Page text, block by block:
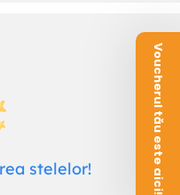
stelelor! Voucherul tău este aici!